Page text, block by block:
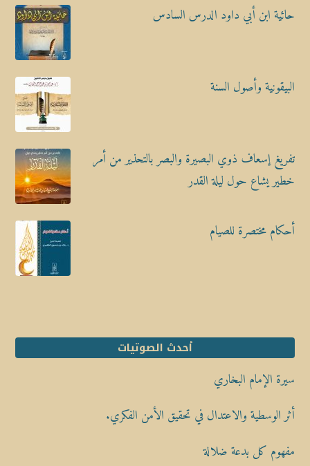
حائية ابن أبي داود الدرس السادس
البيقونية وأصول السنة
تفريغ إسعاف ذوي البصيرة والبصر بالتحذير من أمر
خطير يشاع حول ليلة القدر
أحكام مختصرة للصيام
أحدث الصوتيات
سيرة الإمام البخاري
أثر الوسطية والاعتدال في تحقيق الأمن الفكري.
مفهوم كل بدعة ضلالة